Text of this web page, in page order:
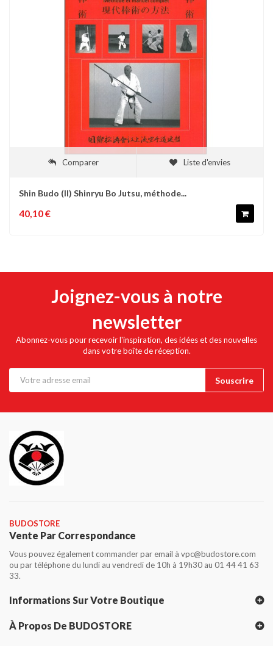
Comparer Liste d'envies
Shin Budo (II) Shinryu Bo Jutsu, méthode...
40,10 €
Joignez-vous à notre
newsletter
Abonnez-vous pour recevoir l'inspiration, des idées et des nouvelles
dans votre boîte de réception.
BUDOSTORE
Vente Par Correspondance
Vous pouvez également commander par email à vpc@budostore.com
ou par téléphone du lundi au vendredi de 10h à 19h30 au 01 44 41 63
33.
Informations Sur Votre Boutique
À Propos De BUDOSTORE